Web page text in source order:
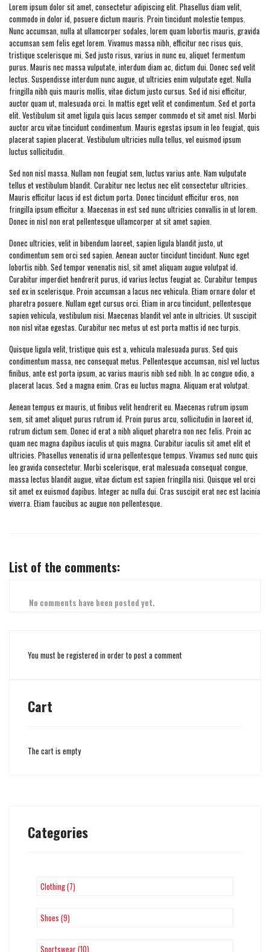
Lorem ipsum dolor sit amet, consectetur adipiscing elit. Phasellus diam velit,
commodo in dolor id, posuere dictum mauris. Proin tincidunt molestie tempus.
Nunc accumsan, nulla at ullamcorper sodales, lorem quam lobortis mauris, gravida
accumsan sem felis eget lorem. Vivamus massa nibh, efficitur nec risus quis,
tristique scelerisque mi. Sed justo risus, varius in nunc eu, aliquet fermentum
purus. Mauris nec massa vulputate, interdum diam ac, dictum dui. Donec sed velit
lectus. Suspendisse interdum nunc augue, ut ultricies enim vulputate eget. Nulla
fringilla nibh quis mauris mollis, vitae dictum justo cursus. Sed id nisi efficitur,
auctor quam ut, malesuada orci. In mattis eget velit et condimentum. Sed et porta
elit. Vestibulum sit amet ligula quis lacus semper commodo et sit amet nisl. Morbi
auctor arcu vitae tincidunt condimentum. Mauris egestas ipsum in leo feugiat, quis
placerat sapien placerat. Vestibulum ultricies nulla tellus, vel euismod ipsum
luctus sollicitudin.
Sed non nisl massa. Nullam non feugiat sem, luctus varius ante. Nam vulputate
tellus et vestibulum blandit. Curabitur nec lectus nec elit consectetur ultricies.
Mauris efficitur lacus id est dictum porta. Donec tincidunt efficitur eros, non
fringilla ipsum efficitur a. Maecenas in est sed nunc ultricies convallis in ut lorem.
Donec in nisl non erat pellentesque ullamcorper at sit amet sapien.
Donec ultricies, velit in bibendum laoreet, sapien ligula blandit justo, ut
condimentum sem orci sed sapien. Aenean auctor tincidunt tincidunt. Nunc eget
lobortis nibh. Sed tempor venenatis nisl, sit amet aliquam augue volutpat id.
Curabitur imperdiet hendrerit purus, id varius lectus feugiat ac. Curabitur tempus
sed ex in scelerisque. Proin accumsan a lacus nec vehicula. Etiam ornare dolor et
pharetra posuere. Nullam eget cursus orci. Etiam in arcu tincidunt, pellentesque
sapien vehicula, vestibulum nisi. Maecenas blandit vel ante in ultricies. Ut suscipit
non nisl vitae egestas. Curabitur nec metus ut est porta mattis id nec turpis.
Quisque ligula velit, tristique quis est a, vehicula malesuada purus. Sed quis
condimentum massa, nec consequat metus. Pellentesque accumsan, nisl vel luctus
finibus, ante est porta ipsum, ac varius mauris nibh sed nibh. In ac congue odio, a
placerat lacus. Sed a magna enim. Cras eu luctus magna. Aliquam erat volutpat.
Aenean tempus ex mauris, ut finibus velit hendrerit eu. Maecenas rutrum ipsum
sem, sit amet aliquet purus rutrum id. Proin purus arcu, sollicitudin in laoreet id,
rutrum dictum sem. Donec id erat a nibh aliquet pharetra non nec felis. Proin ac
quam nec magna dapibus iaculis ut quis magna. Curabitur iaculis sit amet elit et
ultricies. Phasellus venenatis id urna pellentesque tempus. Vivamus sed nunc quis
leo gravida consectetur. Morbi scelerisque, erat malesuada consequat congue,
massa lectus blandit augue, vitae dictum est sapien fringilla nisi. Quisque vel orci
sit amet ex euismod dapibus. Integer ac nulla dui. Cras suscipit erat nec est lacinia
viverra. Etiam faucibus ac augue non pellentesque.
List of the comments:
No comments have been posted yet.
You must be registered in order to post a comment
Cart
The cart is empty
Categories
Clothing (7)
Shoes (9)
Sportswear (10)